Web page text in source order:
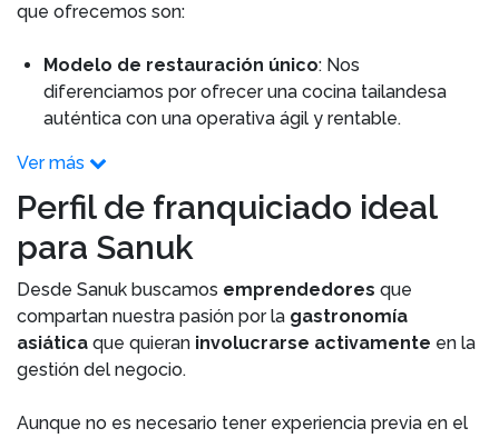
que ofrecemos son:
Modelo de restauración único: Nos
diferenciamos por ofrecer una cocina tailandesa
auténtica con una operativa ágil y rentable.
Ver más
Perfil de franquiciado ideal
para Sanuk
Desde Sanuk buscamos emprendedores que
compartan nuestra pasión por la gastronomía
asiática que quieran involucrarse activamente en la
gestión del negocio.
Aunque no es necesario tener experiencia previa en el